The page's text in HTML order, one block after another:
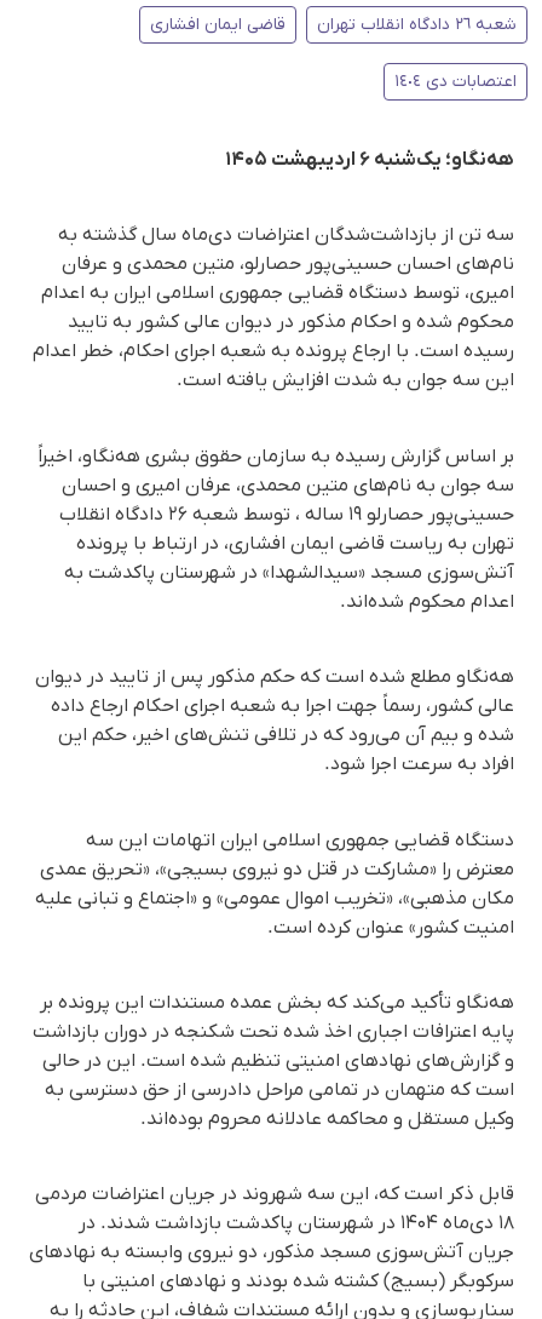
شعبه ٢٦ دادگاه انقلاب تهران قاضی ایمان افشاری
اعتصابات دی ١٤٠٤
هه‌نگاو؛ یک‌شنبه ۶ اردیبهشت ۱۴۰۵
سه تن از بازداشت‌شدگان اعتراضات دی‌ماه سال گذشته به
نام‌های احسان حسینی‌پور حصارلو، متین محمدی و عرفان
امیری، توسط دستگاه قضایی جمهوری اسلامی ایران به اعدام
محکوم شده و احکام مذکور در دیوان عالی کشور به تایید
رسیده است. با ارجاع پرونده به شعبه اجرای احکام، خطر اعدام
این سه جوان به شدت افزایش یافته است.
بر اساس گزارش رسیده به سازمان حقوق بشری هه‌نگاو، اخیراً
سه جوان به نام‌های متین محمدی، عرفان امیری و احسان
حسینی‌پور حصارلو ۱۹ ساله ، توسط شعبه ۲۶ دادگاه انقلاب
تهران به ریاست قاضی ایمان افشاری، در ارتباط با پرونده
آتش‌سوزی مسجد «سیدالشهدا» در شهرستان پاکدشت به
اعدام محکوم شده‌اند.
هه‌نگاو مطلع شده است که حکم مذکور پس از تایید در دیوان
عالی کشور، رسماً جهت اجرا به شعبه اجرای احکام ارجاع داده
شده و بیم آن می‌رود که در تلافی تنش‌های اخیر، حکم این
افراد به سرعت اجرا شود.
دستگاه قضایی جمهوری اسلامی ایران اتهامات این سه
معترض را «مشارکت در قتل دو نیروی بسیجی»، «تحریق عمدی
مکان مذهبی»، «تخریب اموال عمومی» و «اجتماع و تبانی علیه
امنیت کشور» عنوان کرده است.
هه‌نگاو تأکید می‌کند که بخش عمده مستندات این پرونده بر
پایه اعترافات اجباری اخذ شده تحت شکنجه در دوران بازداشت
و گزارش‌های نهادهای امنیتی تنظیم شده است. این در حالی
است که متهمان در تمامی مراحل دادرسی از حق دسترسی به
وکیل مستقل و محاکمه عادلانه محروم بوده‌اند.
قابل ذکر است که، این سه شهروند در جریان اعتراضات مردمی
۱۸ دی‌ماه ۱۴۰۴ در شهرستان پاکدشت بازداشت شدند. در
جریان آتش‌سوزی مسجد مذکور، دو نیروی وابسته به نهادهای
سرکوبگر (بسیج) کشته شده بودند و نهادهای امنیتی با
سناریوسازی و بدون ارائه مستندات شفاف، این حادثه را به